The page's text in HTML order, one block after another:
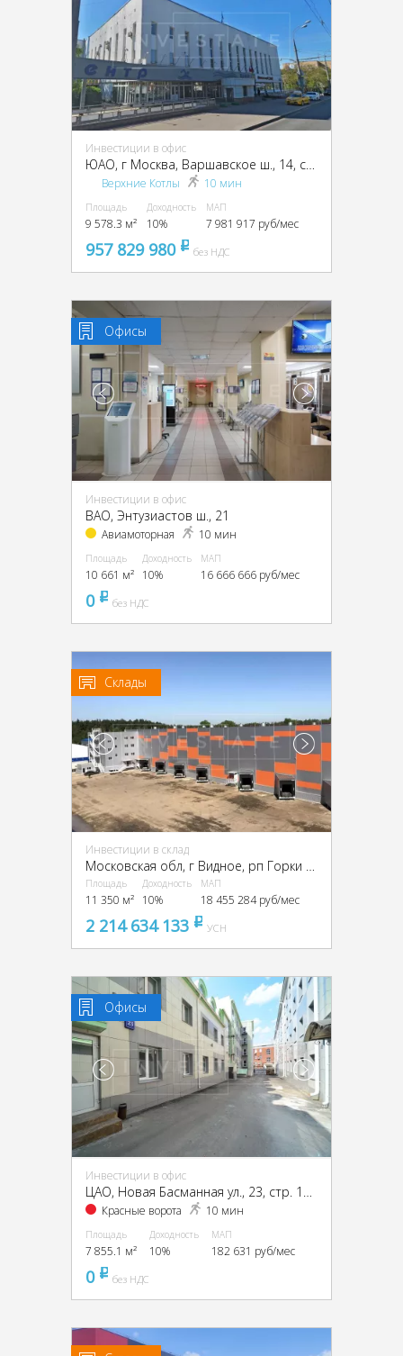
Инвестиции в офис
ЮАО, г Москва, Варшавское ш., 14, стр. 1
Верхние Котлы 10 мин
Площадь
9 578.3 м²
Доходность
10%
МАП
7 981 917 руб/мес
957 829 980 pуббез НДС
Офисы
Инвестиции в офис
ВАО, Энтузиастов ш., 21
Авиамоторная 10 мин
Площадь
10 661 м²
Доходность
10%
МАП
16 666 666 руб/мес
0 pуббез НДС
Склады
Инвестиции в склад
Московская обл, г Видное, рп Горки Ленинские, Промзона Технопарк улица Восточная, Московская обл., промзона Технопарк, Восточная ул.
Площадь
11 350 м²
Доходность
10%
МАП
18 455 284 руб/мес
2 214 634 133 pуб
УСН
Офисы
Инвестиции в офис
Красные ворота 10 мин
Площадь
7 855.1 м²
Доходность
10%
МАП
182 631 руб/мес
0 pуббез НДС